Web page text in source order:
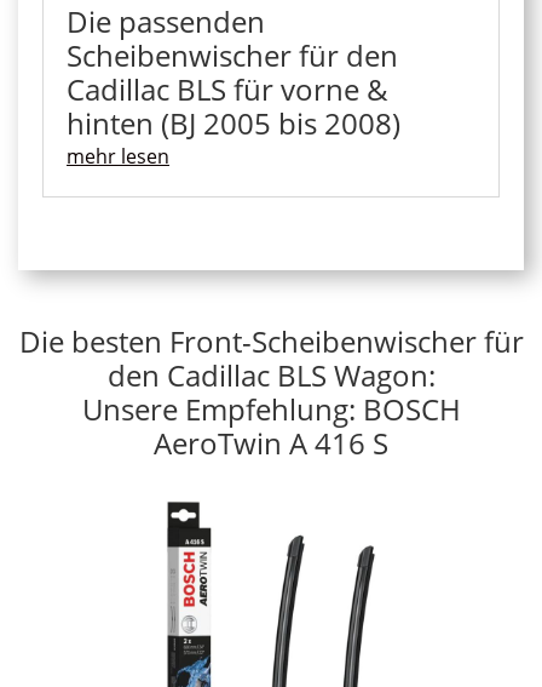
Die passenden
Scheibenwischer für den
Cadillac BLS für vorne &
hinten (BJ 2005 bis 2008)
mehr lesen
Die besten Front-Scheibenwischer für
den Cadillac BLS Wagon:
Unsere Empfehlung: BOSCH
AeroTwin A 416 S